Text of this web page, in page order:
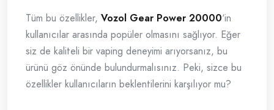
Tüm bu özellikler, Vozol Gear Power 20000‘in
kullanıcılar arasında popüler olmasını sağlıyor. Eğer
siz de kaliteli bir vaping deneyimi arıyorsanız, bu
ürünü göz önünde bulundurmalısınız. Peki, sizce bu
özellikler kullanıcıların beklentilerini karşılıyor mu?